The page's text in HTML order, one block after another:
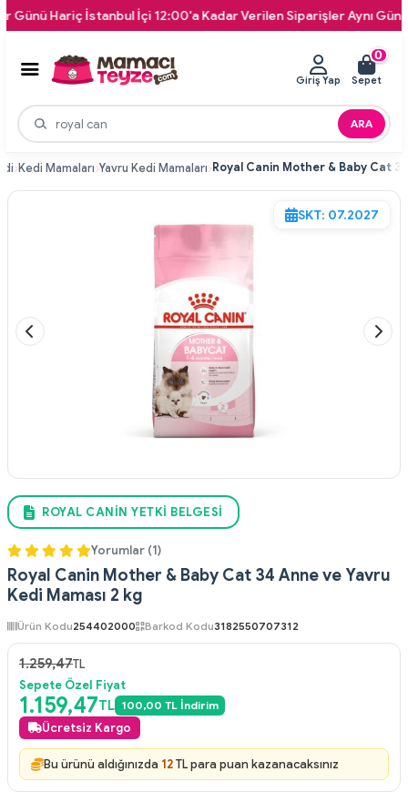
İstanbul İçi 12:00'a Kadar Verilen Siparişler Aynı Gün
ARA
Giriş Yap
0
Sepet
Kedi Mamaları Yavru Kedi Mamaları
SKT: 07.2027
ROYAL CANIN YETKI BELGESI
Yorumlar (1)
Royal Canin Mother & Baby Cat 34 Anne ve Yavru
Kedi Maması 2 kg
Ürün Kodu254402000 Barkod Kodu3182550707312
1.259,47TL
Sepete Özel Fiyat
1.159,47TL 100,00 TL İndirim
Ücretsiz Kargo
Bu ürünü aldığınızda 12TL para puan kazanacaksınız